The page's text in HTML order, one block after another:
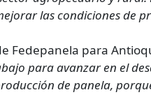
las condiciones de
Fedepanela para
para avanzar en el
de panela,